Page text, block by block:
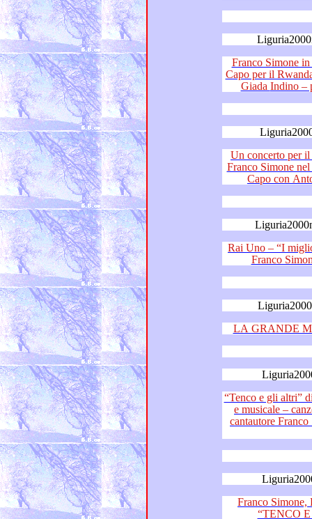
Franco Simone in gran
Capo per il Rwanda e Don Tito – Antonio
Un concerto per il
Franco Simone nel suo paese natio di
Capo
Rai Uno – “I migliori
LA GRANDE
“Tenco e gli altri” di Paolo
e musicale – canzoni di Luigi Tenco eseguite dal
cantautore Franco Simone e
Franco Simone,